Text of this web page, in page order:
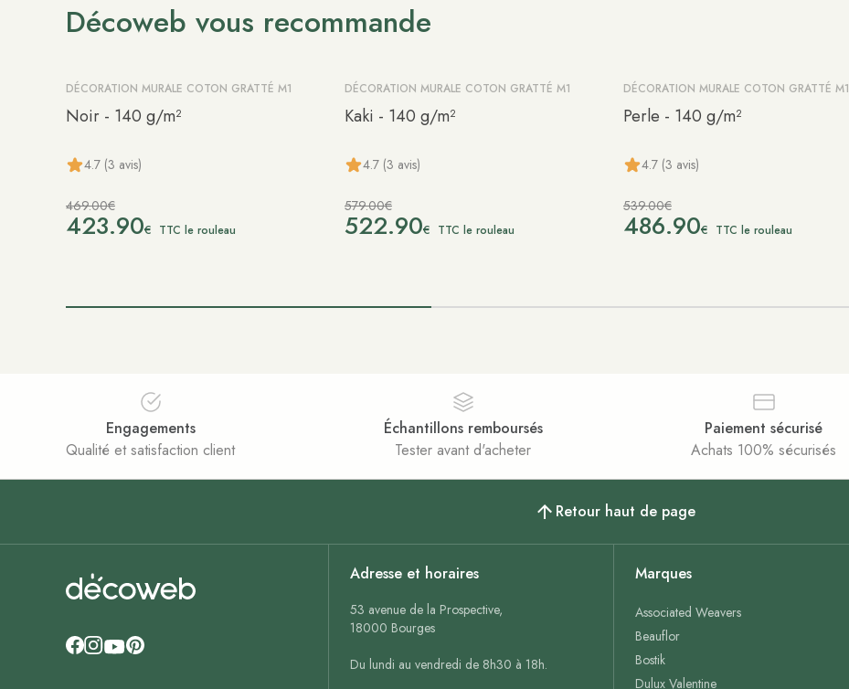
Décoweb vous recommande
-10%
DÉCORATION MURALE COTON GRATTÉ M1
Noir - 140 g/m²
4.7 (3 avis)
469.00€
423.90€ TTC le rouleau
-10%
DÉCORATION MURALE COTON GRATTÉ M1
Kaki - 140 g/m²
4.7 (3 avis)
579.00€
522.90€ TTC le rouleau
-10%
DÉCORATION MURALE COTON GRATTÉ M1
Perle - 140 g/m²
4.7 (3 avis)
539.00€
486.90€ TTC le rouleau
Engagements
Qualité et satisfaction client
Échantillons remboursés
Tester avant d'acheter
Paiement sécurisé
Achats 100% sécurisés
Retour haut de page
Adresse et horaires
53 avenue de la Prospective,
18000 Bourges
Du lundi au vendredi de 8h30 à 18h.
Marques
Associated Weavers
Beauflor
Bostik
Dulux Valentine